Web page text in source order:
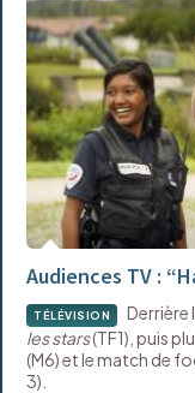
Audiences TV :
TÉLÉVISION Derrière
les stars(TF1), puis
(M6) et le match de
3).